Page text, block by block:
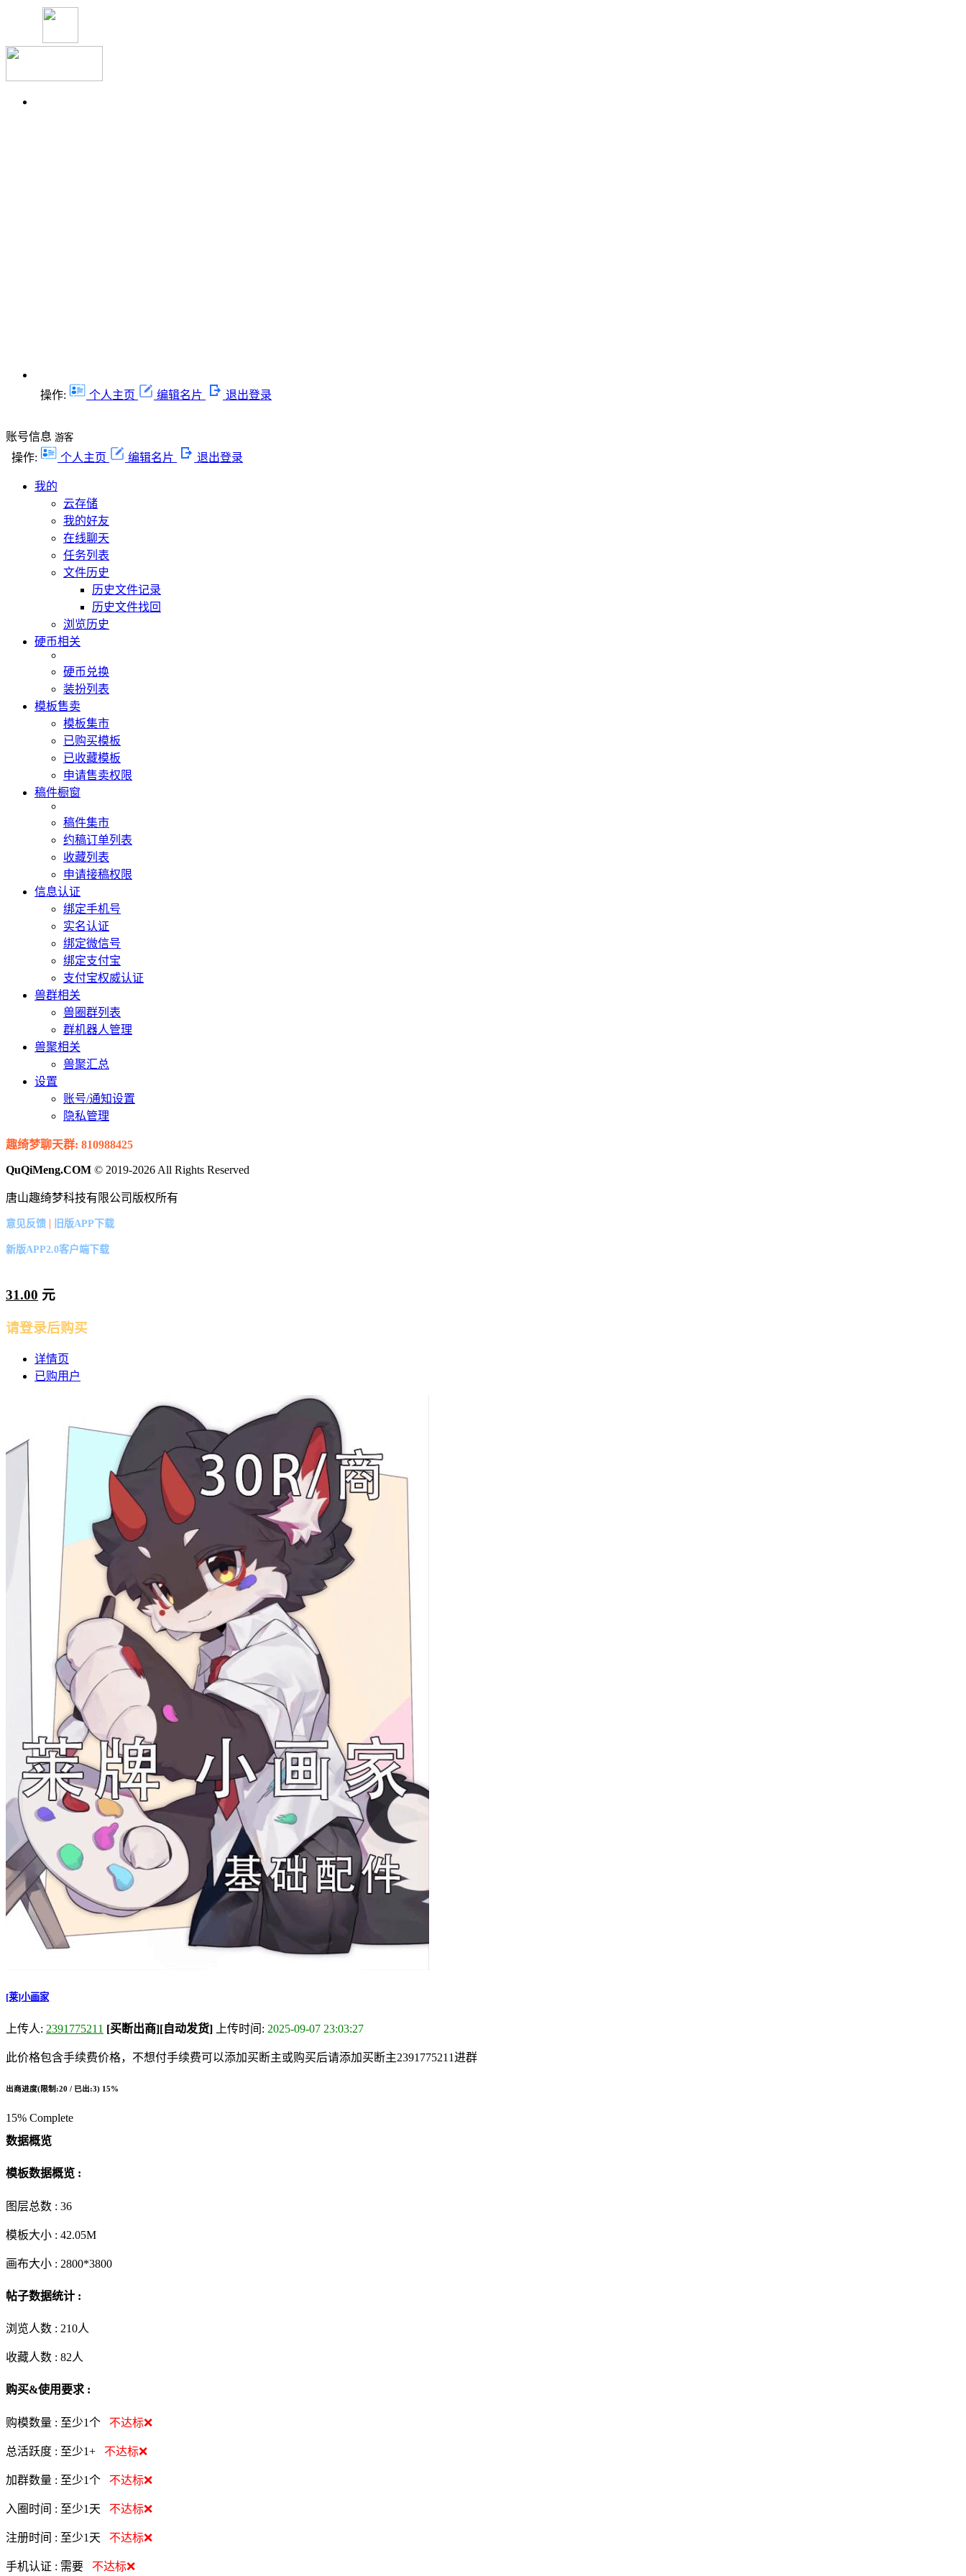
操作: 个人主页 编辑名片 退出登录
账号信息 游客
操作: 个人主页 编辑名片 退出登录
我的
云存储
我的好友
在线聊天
任务列表
文件历史
历史文件记录
历史文件找回
浏览历史
硬币相关
硬币兑换
装扮列表
模板售卖
模板集市
已购买模板
已收藏模板
申请售卖权限
稿件橱窗
稿件集市
约稿订单列表
收藏列表
申请接稿权限
信息认证
绑定手机号
实名认证
绑定微信号
绑定支付宝
支付宝权威认证
兽群相关
兽圈群列表
群机器人管理
兽聚相关
兽聚汇总
设置
账号/通知设置
隐私管理
趣绮梦聊天群: 810988425
QuQiMeng.COM © 2019-2026 All Rights Reserved
唐山趣绮梦科技有限公司版权所有
意见反馈 | 旧版APP下载
新版APP2.0客户端下载
31.00 元
请登录后购买
详情页
已购用户
[莱]小画家
上传人: 2391775211 [买断出商][自动发货] 上传时间: 2025-09-07 23:03:27
此价格包含手续费价格，不想付手续费可以添加买断主或购买后请添加买断主2391775211进群
出商进度(限制:20 / 已出:3) 15%
15% Complete
数据概览
模板数据概览 :
图层总数 : 36
模板大小 : 42.05M
画布大小 : 2800*3800
帖子数据统计 :
浏览人数 : 210人
收藏人数 : 82人
购买&使用要求 :
购模数量 : 至少1个 不达标❌
总活跃度 : 至少1+ 不达标❌
加群数量 : 至少1个 不达标❌
入圈时间 : 至少1天 不达标❌
注册时间 : 至少1天 不达标❌
手机认证 : 需要 不达标❌